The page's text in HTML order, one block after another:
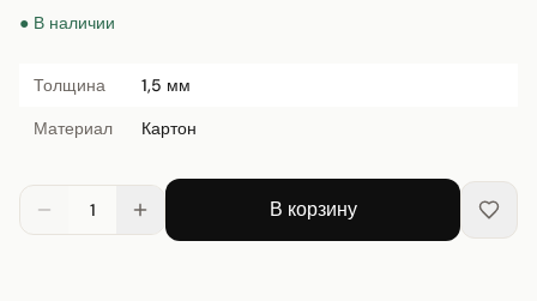
● В наличии
Толщина
1,5 мм
Материал
Картон
1 В корзину